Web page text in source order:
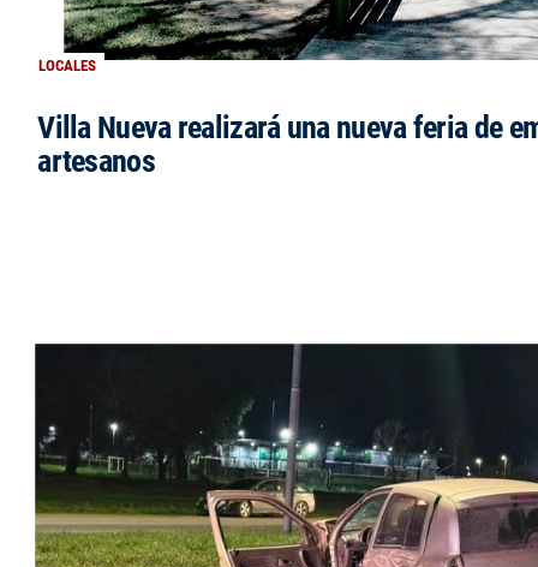
LOCALES
Villa Nueva realizará una nueva feria de
artesanos